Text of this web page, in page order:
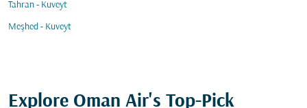
Tahran - Kuveyt
Meşhed - Kuveyt
Explore Oman Air's Top-Pick